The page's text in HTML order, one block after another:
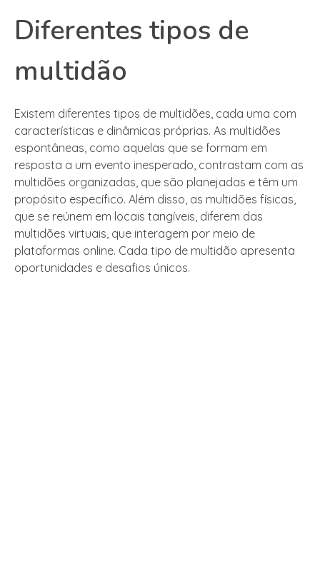
Diferentes tipos de
multidão
Existem diferentes tipos de multidões, cada uma com
características e dinâmicas próprias. As multidões
espontâneas, como aquelas que se formam em
resposta a um evento inesperado, contrastam com as
multidões organizadas, que são planejadas e têm um
propósito específico. Além disso, as multidões físicas,
que se reúnem em locais tangíveis, diferem das
multidões virtuais, que interagem por meio de
plataformas online. Cada tipo de multidão apresenta
oportunidades e desafios únicos.